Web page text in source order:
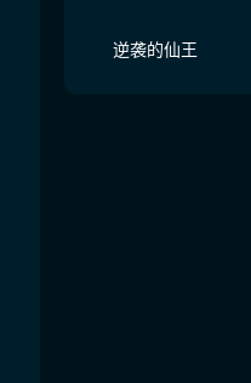
逆袭的仙王